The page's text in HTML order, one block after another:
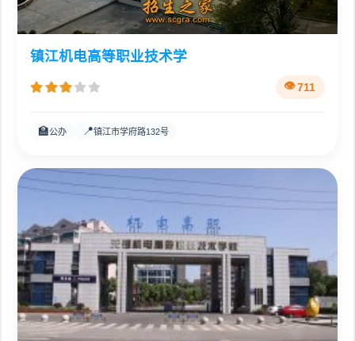
镇江机电高等职业技术学
711
🏫公办 📍镇江市学府路132号